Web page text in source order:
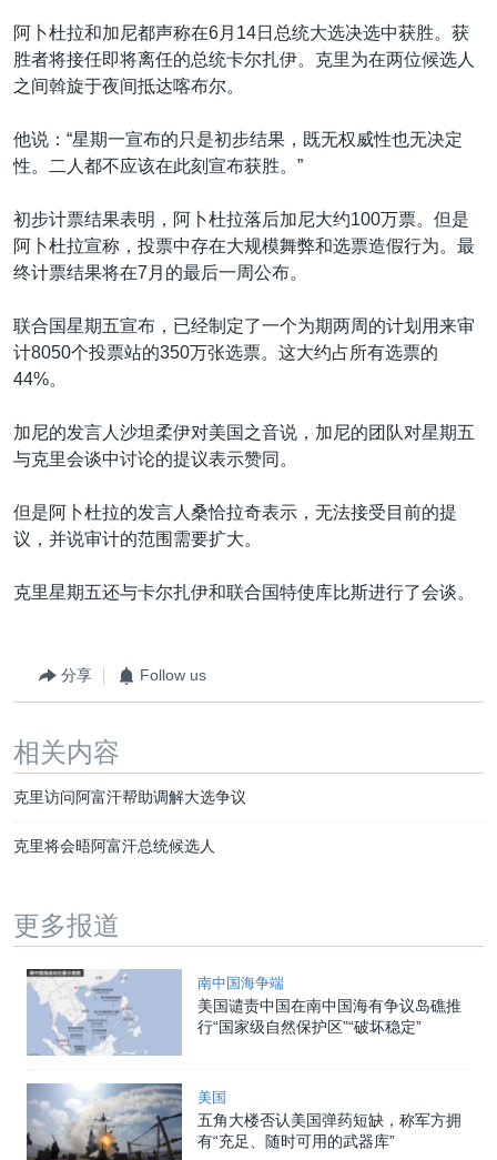
南中国海争端
关注西藏
GEN Z 看美国
阿卜杜拉和加尼都声称在6月14日总统大选决选中获胜。获
胜者将接任即将离任的总统卡尔扎伊。克里为在两位候选人
之间斡旋于夜间抵达喀布尔。
他说：“星期一宣布的只是初步结果，既无权威性也无决定
性。二人都不应该在此刻宣布获胜。”
初步计票结果表明，阿卜杜拉落后加尼大约100万票。但是
阿卜杜拉宣称，投票中存在大规模舞弊和选票造假行为。最
终计票结果将在7月的最后一周公布。
联合国星期五宣布，已经制定了一个为期两周的计划用来审
计8050个投票站的350万张选票。这大约占所有选票的
44%。
加尼的发言人沙坦柔伊对美国之音说，加尼的团队对星期五
与克里会谈中讨论的提议表示赞同。
但是阿卜杜拉的发言人桑恰拉奇表示，无法接受目前的提
议，并说审计的范围需要扩大。
克里星期五还与卡尔扎伊和联合国特使库比斯进行了会谈。
分享 Follow us
相关内容
克里访问阿富汗帮助调解大选争议
克里将会晤阿富汗总统候选人
更多报道
南中国海争端
美国谴责中国在南中国海有争议岛礁推
行“国家级自然保护区”“破坏稳定”
美国
五角大楼否认美国弹药短缺，称军方拥
有“充足、随时可用的武器库”